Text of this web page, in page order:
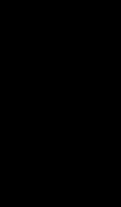
высоте, фото
Загрузила